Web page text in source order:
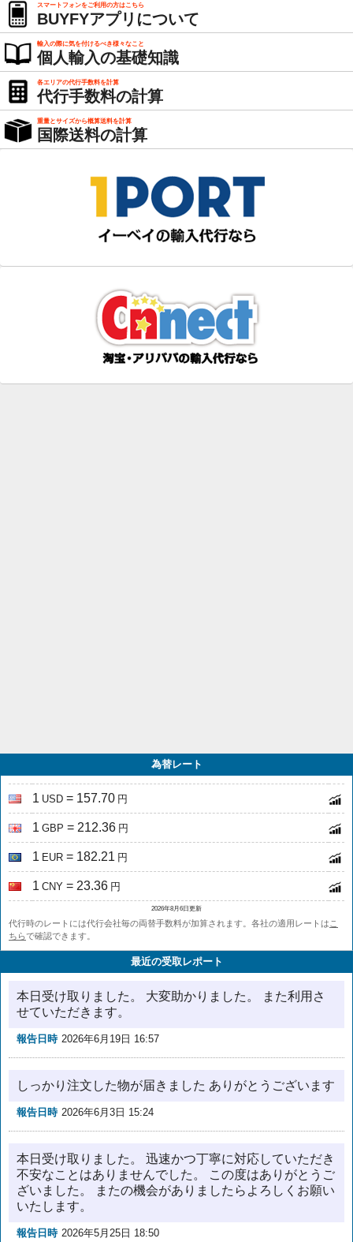
スマートフォンをご利用の方はこちら
BUYFYアプリについて
輸入の際に気を付けるべき様々なこと
個人輸入の基礎知識
各エリアの代行手数料を計算
代行手数料の計算
重量とサイズから概算送料を計算
国際送料の計算
為替レート
1 USD = 157.70 円
1 GBP = 212.36 円
1 EUR = 182.21 円
1 CNY = 23.36 円
2026年8月6日更新
代行時のレートには代行会社毎の両替手数料が加算されます。各社の適用レートは こ
ちらで確認できます。
最近の受取レポート
本日受け取りました。 大変助かりました。 また利用さ
せていただきます。
報告日時 2026年6月19日 16:57
しっかり注文した物が届きました ありがとうございます
報告日時 2026年6月3日 15:24
本日受け取りました。 迅速かつ丁寧に対応していただき
不安なことはありませんでした。 この度はありがとうご
ざいました。 またの機会がありましたらよろしくお願い
いたします。
報告日時 2026年5月25日 18:50